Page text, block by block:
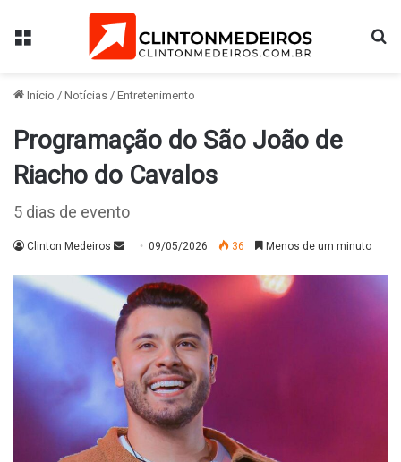
Menu
Início / Notícias / Entretenimento
Programação do São João de
Riacho do Cavalos
5 dias de evento
Clinton Medeiros
Mande
e-
mail
09/05/2026 36 Menos de um minuto